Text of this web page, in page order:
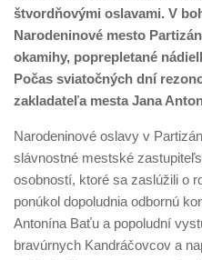
štvordňovými oslavami. V
Narodeninové mesto
okamihy, poprepletané
Počas sviatočných dní
zakladateľa mesta Jana
Narodeninové oslavy v
slávnostné mestské
osobností, ktoré sa zaslúžili o
ponúkol dopoludnia odbornú
Antonína Baťu a popoludní
bravúrnych Kandráčovcov a